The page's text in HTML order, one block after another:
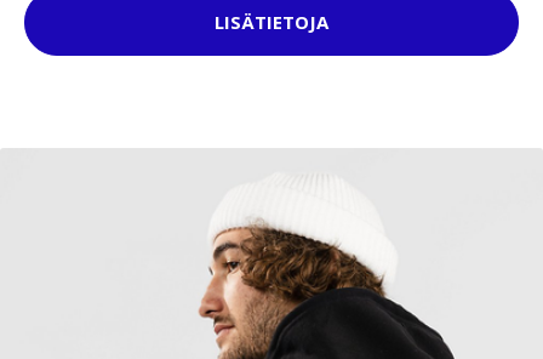
LISÄTIETOJA